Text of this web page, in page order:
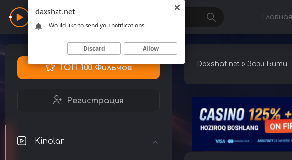
Daxshat Главная
ТОП 100 Фильмов
Регистрация
Kinolar
Daxshat.net » Зази Битц
daxshat.net
Would like to send you notifications
Discard Allow